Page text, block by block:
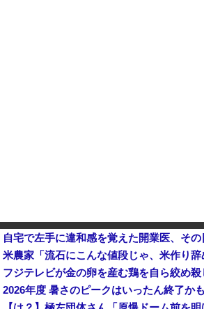
2026年度 暑さのピークはいったん終了